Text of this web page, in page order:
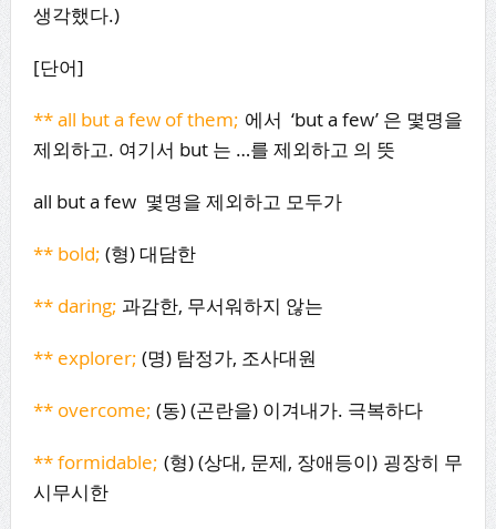
생각했다.)
[단어]
** all but a few of them; 에서 ‘but a few’ 은 몇명을
제외하고. 여기서 but 는 …를 제외하고 의 뜻
all but a few 몇명을 제외하고 모두가
** bold; (형) 대담한
** daring; 과감한, 무서워하지 않는
** explorer; (명) 탐정가, 조사대원
** overcome; (동) (곤란을) 이겨내가. 극복하다
** formidable; (형) (상대, 문제, 장애등이) 굉장히 무
시무시한